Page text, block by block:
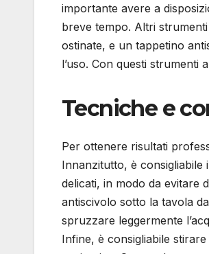
importante avere a
breve tempo. Altri
ostinate, e un tappetino
l’uso. Con questi strumenti
Tecniche e
Per ottenere risultati
Innanzitutto, è consigliabile
delicati, in modo da evitare
antiscivolo sotto la tavola
spruzzare leggermente
Infine, è consigliabile